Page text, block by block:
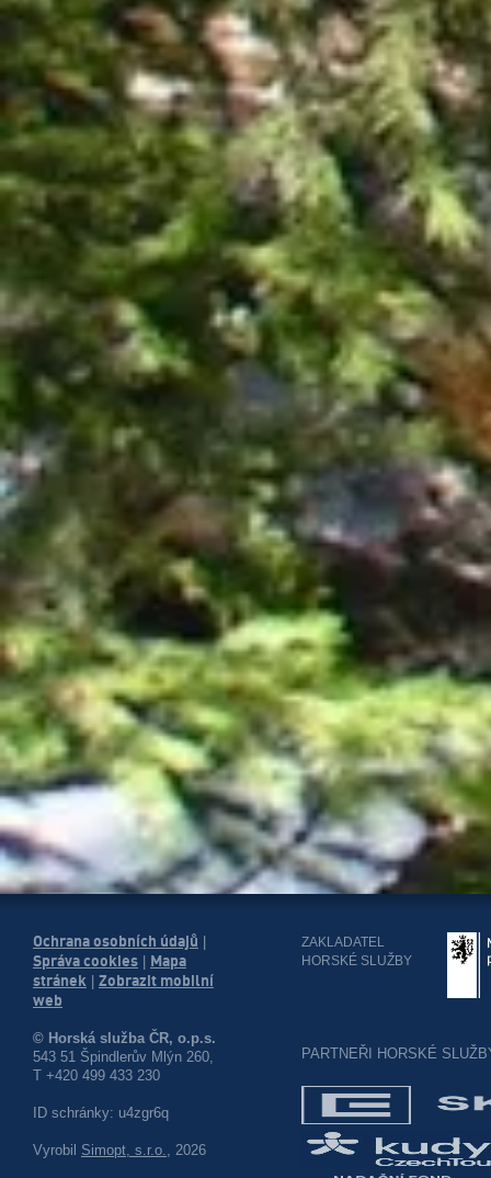
Ochrana osobních údajů
Správa cookies
Mapa
stránek
Zobrazit mobilní
web
© Horská služba ČR, o.p.s.
543 51 Špindlerův Mlýn 260,
T +420 499 433 230
ID schránky: u4zgr6q
Vyrobil Simopt, s.r.o., 2026
ZAKLADATEL
HORSKÉ SLUŽBY
PARTNEŘI HORSKÉ